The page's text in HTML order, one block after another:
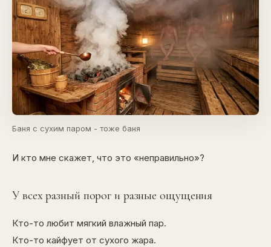
Баня с сухим паром - тоже баня
И кто мне скажет, что это «неправильно»?
У всех разный порог и разные ощущения
Кто-то любит мягкий влажный пар.
Кто-то кайфует от сухого жара.